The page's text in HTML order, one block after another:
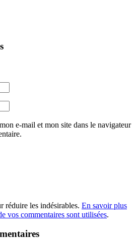
e-mail et mon site dans le navigateur
réduire les indésirables. En savoir plus
vos commentaires sont utilisées.